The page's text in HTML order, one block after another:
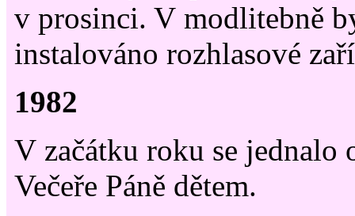
v prosinci. V modlitebně
instalováno rozhlasové
1982
V začátku roku se jednalo
Večeře Páně dětem.